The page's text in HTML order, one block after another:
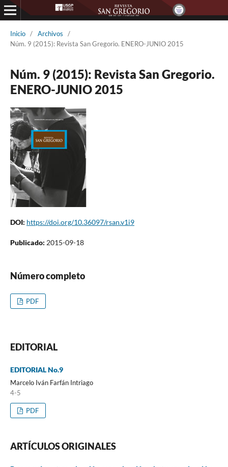
Inicio / Archivos
/
Núm. 9 (2015): Revista San Gregorio. ENERO-JUNIO 2015
Núm. 9 (2015): Revista San Gregorio.
ENERO-JUNIO 2015
DOI: https://doi.org/10.36097/rsan.v1i9
Publicado: 2015-09-18
Número completo
PDF
EDITORIAL
EDITORIAL No.9
Marcelo Iván Farfán Intriago
4-5
PDF
ARTÍCULOS ORIGINALES